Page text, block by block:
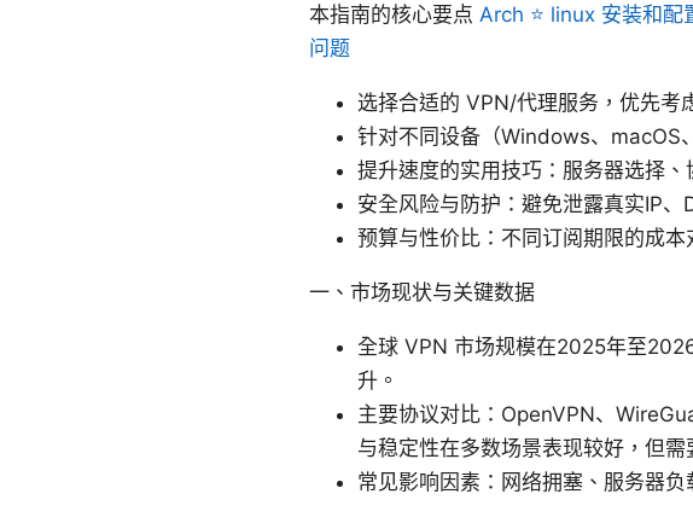
本指南的核心要点 Arch ⭐ linux 安装和
问题
选择合适的 VPN/代理服务，优先考
针对不同设备（Windows、macOS
提升速度的实用技巧：服务器选择
安全风险与防护：避免泄露真实IP
预算与性价比：不同订阅期限的成
一、市场现状与关键数据
全球 VPN 市场规模在2025年至
升。
主要协议对比：OpenVPN、
与稳定性在多数场景表现较好，但需
常见影响因素：网络拥塞、服务器